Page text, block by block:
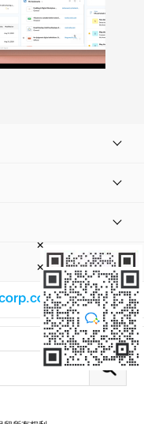
×
×